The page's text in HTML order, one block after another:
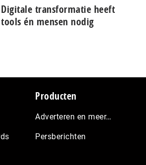
Digitale transformatie heeft
tools én mensen nodig
Producten
Adverteren en meer…
Persberichten